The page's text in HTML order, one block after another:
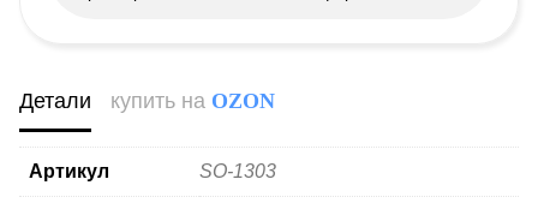
Детали купить на OZON
Артикул SO-1303